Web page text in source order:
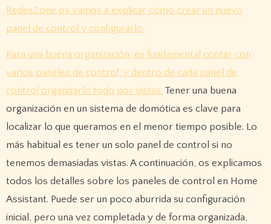
RedesZone os vamos a explicar cómo crear un nuevo
panel de control y configurarlo.
Para una buena organización, es fundamental contar con
varios paneles de control, y dentro de cada panel de
control organizarlo todo por vistas. Tener una buena
organización en un sistema de domótica es clave para
localizar lo que queramos en el menor tiempo posible. Lo
más habitual es tener un solo panel de control si no
tenemos demasiadas vistas. A continuación, os explicamos
todos los detalles sobre los paneles de control en Home
Assistant. Puede ser un poco aburrida su configuración
inicial, pero una vez completada y de forma organizada,